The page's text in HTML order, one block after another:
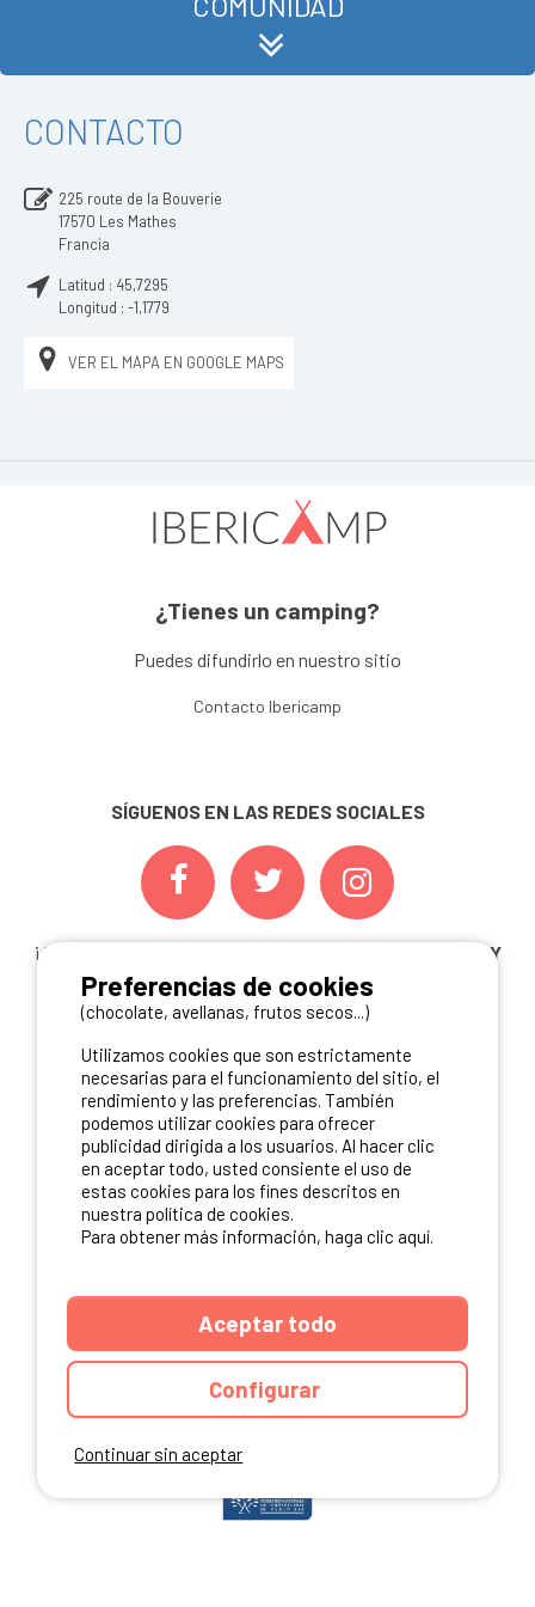
CONTACTO
225 route de la Bouverie
17570 Les Mathes
Francia
Latitud : 45,7295
Longitud : -1,1779
VER EL MAPA EN GOOGLE MAPS
¿Tienes un camping?
Puedes difundirlo en nuestro sitio
Contacto Ibericamp
SÍGUENOS EN LAS REDES SOCIALES
¡ Y NO TE PIERDAS NUESTRAS
OFERTAS, CONCURSOS Y
NOVEDADESINSCRIBIÉNDOTE A NUESTRA
NEWSLETTER!
ME INSCRIBO
NUESTROS PARTNERS
Continuar sin aceptar
Preferencias de cookies
(chocolate, avellanas, frutos secos...)
Utilizamos cookies que son estrictamente
necesarias para el funcionamiento del sitio, el
rendimiento y las preferencias. También
podemos utilizar cookies para ofrecer
publicidad dirigida a los usuarios. Al hacer clic
en aceptar todo, usted consiente el uso de
estas cookies para los fines descritos en
nuestra política de cookies.
Para obtener más información, haga clic aquí.
Aceptar todo
Configurar